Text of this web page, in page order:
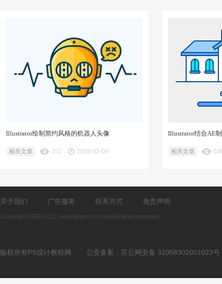
Illustrator绘制简约风格的机器人头像
相关文章 251 2018-02-09
Illustrator结合AE
相关文章
关于我们 广告服务 联系方式 免责声明
Copyright 2009-2021 www.MissYuan.net All rights reserved.
版权所有PS设计教程网 公安备案： 苏公网安备 32058302001023号